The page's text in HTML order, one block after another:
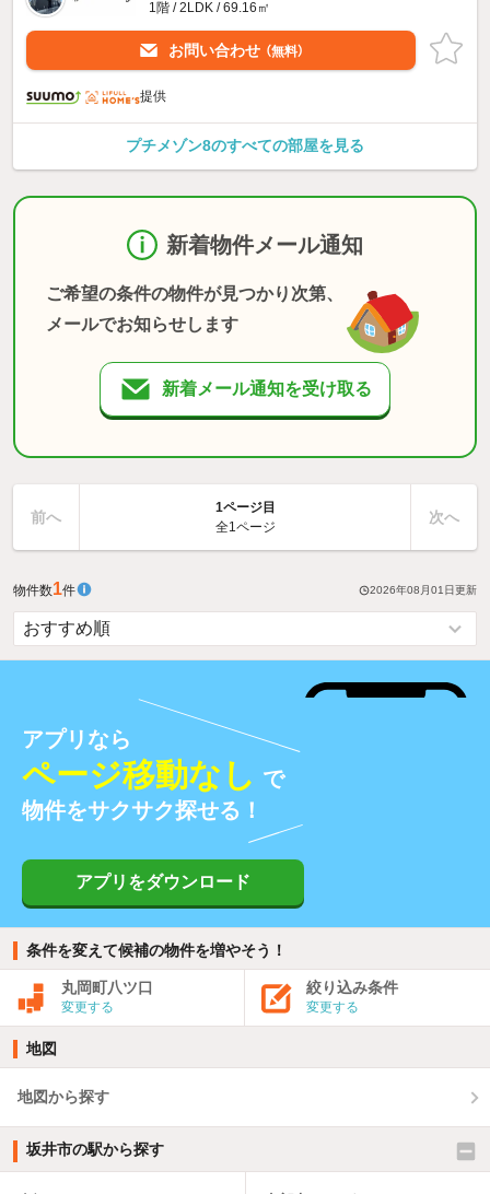
1階 / 2LDK / 69.16㎡
お問い合わせ （無料）
提供
プチメゾン8のすべての部屋を見る
新着物件メール通知
ご希望の条件の物件が見つかり次第、
メールでお知らせします
新着メール通知を受け取る
前へ
1ページ目
全1ページ
次へ
物件数1件 2026年08月01日 更新
アプリなら
ページ移動なし で
物件をサクサク探せる！
アプリをダウンロード
条件を変えて候補の物件を増やそう！
丸岡町八ツ口
変更する
絞り込み条件
変更する
地図
地図から探す
坂井市の駅から探す